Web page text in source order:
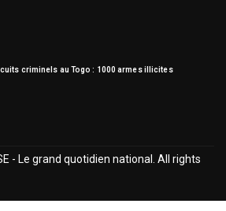
criminels au Togo : 1000 armes illicites
- Le grand quotidien national. All rights